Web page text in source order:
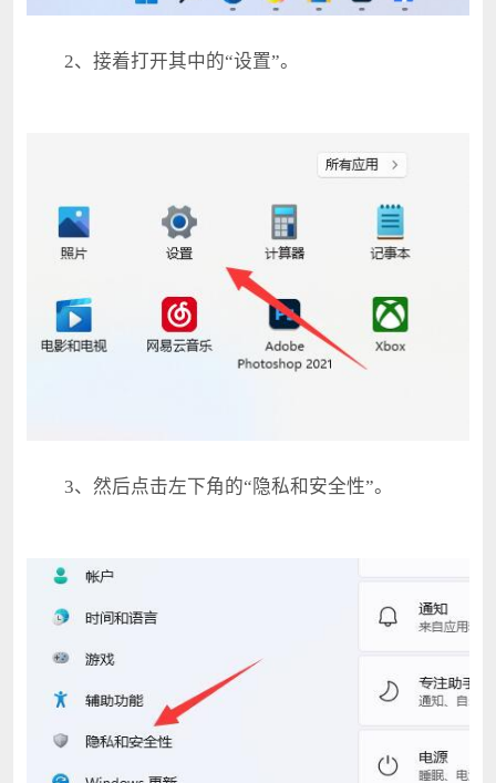
2、接着打开其中的“设置”。
3、然后点击左下角的“隐私和安全性”。